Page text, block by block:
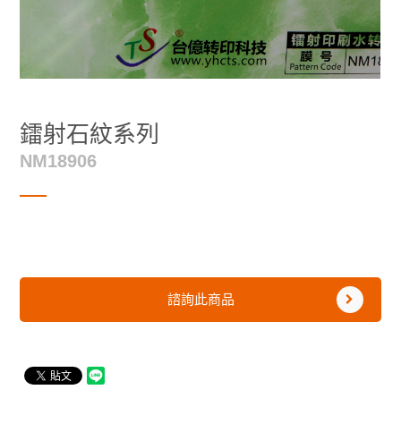
鐳射石紋系列
NM18906
諮詢此商品